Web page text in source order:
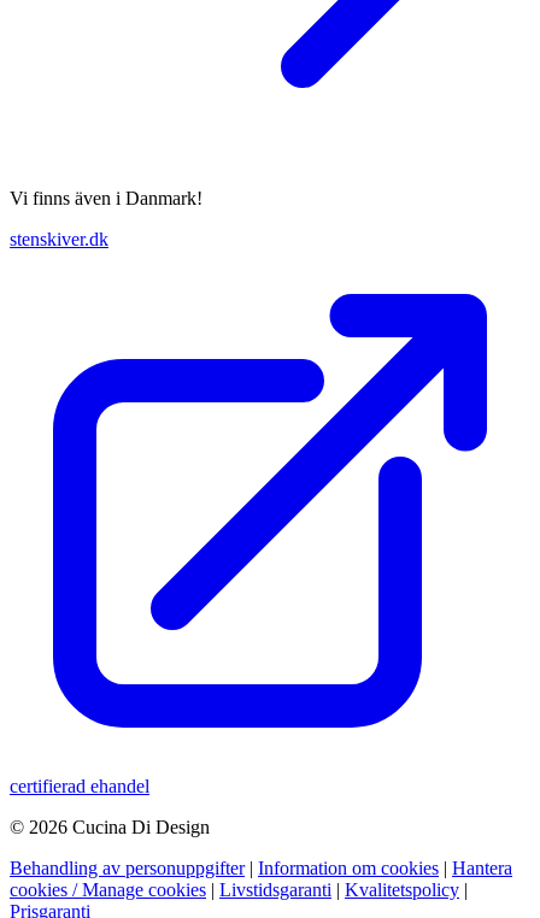
Vi finns även i Danmark!
stenskiver.dk
certifierad ehandel
© 2026 Cucina Di Design
Behandling av personuppgifter | Information om cookies | Hantera
cookies / Manage cookies | Livstidsgaranti | Kvalitetspolicy |
Prisgaranti